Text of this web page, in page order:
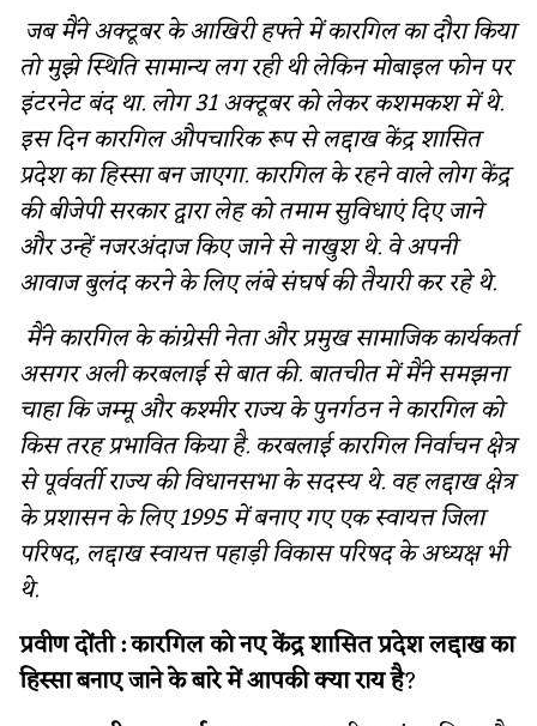
जब मैंने अक्टूबर के आखिरी हफ्ते में कारगिल का दौरा किया
तो मुझे स्थिति सामान्य लग रही थी लेकिन मोबाइल फोन पर
इंटरनेट बंद था. लोग 31 अक्टूबर को लेकर कशमकश में थे.
इस दिन कारगिल औपचारिक रूप से लद्दाख केंद्र शासित
प्रदेश का हिस्सा बन जाएगा. कारगिल के रहने वाले लोग केंद्र
की बीजेपी सरकार द्वारा लेह को तमाम सुविधाएं दिए जाने
और उन्हें नजरअंदाज किए जाने से नाखुश थे. वे अपनी
आवाज बुलंद करने के लिए लंबे संघर्ष की तैयारी कर रहे थे.
मैंने कारगिल के कांग्रेसी नेता और प्रमुख सामाजिक कार्यकर्ता
असगर अली करबलाई से बात की. बातचीत में मैंने समझना
चाहा कि जम्मू और कश्मीर राज्य के पुनर्गठन ने कारगिल को
किस तरह प्रभावित किया है. करबलाई कारगिल निर्वाचन क्षेत्र
से पूर्ववर्ती राज्य की विधानसभा के सदस्य थे. वह लद्दाख क्षेत्र
के प्रशासन के लिए 1995 में बनाए गए एक स्वायत्त जिला
परिषद, लद्दाख स्वायत्त पहाड़ी विकास परिषद के अध्यक्ष भी
थे.
प्रवीण दोंती : कारगिल को नए केंद्र शासित प्रदेश लद्दाख का
हिस्सा बनाए जाने के बारे में आपकी क्या राय है?